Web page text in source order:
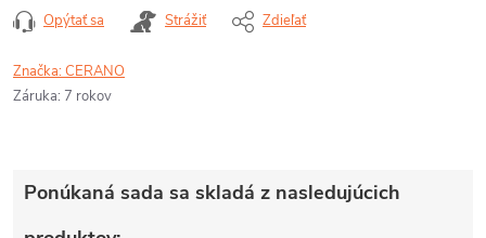
Opýtať sa Strážiť Zdieľať
Značka:CERANO
Záruka: 7 rokov
Ponúkaná sada sa skladá z nasledujúcich